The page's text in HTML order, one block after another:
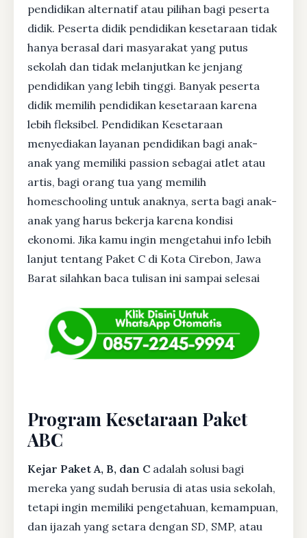
pendidikan alternatif atau pilihan bagi peserta
didik. Peserta didik pendidikan kesetaraan tidak
hanya berasal dari masyarakat yang putus
sekolah dan tidak melanjutkan ke jenjang
pendidikan yang lebih tinggi. Banyak peserta
didik memilih pendidikan kesetaraan karena
lebih fleksibel. Pendidikan Kesetaraan
menyediakan layanan pendidikan bagi anak-
anak yang memiliki passion sebagai atlet atau
artis, bagi orang tua yang memilih
homeschooling untuk anaknya, serta bagi anak-
anak yang harus bekerja karena kondisi
ekonomi. Jika kamu ingin mengetahui info lebih
lanjut tentang Paket C di Kota Cirebon, Jawa
Barat silahkan baca tulisan ini sampai selesai
Program Kesetaraan Paket
ABC
Kejar Paket A, B, dan C adalah solusi bagi
mereka yang sudah berusia di atas usia sekolah,
tetapi ingin memiliki pengetahuan, kemampuan,
dan ijazah yang setara dengan SD, SMP, atau